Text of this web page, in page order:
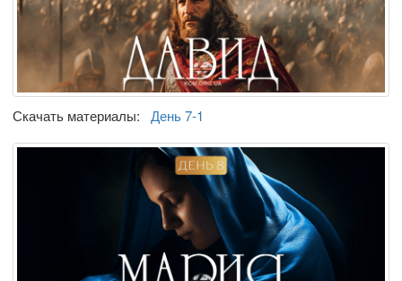
Скачать материалы: День 7-1